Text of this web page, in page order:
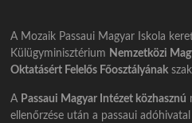
A Mozaik Passaui Magyar Iskola
Külügyminisztérium Nemzetközi
Oktatásért Felelős Főosztályának
A Passaui Magyar Intézet közhasznú
ellenőrzése után a passaui